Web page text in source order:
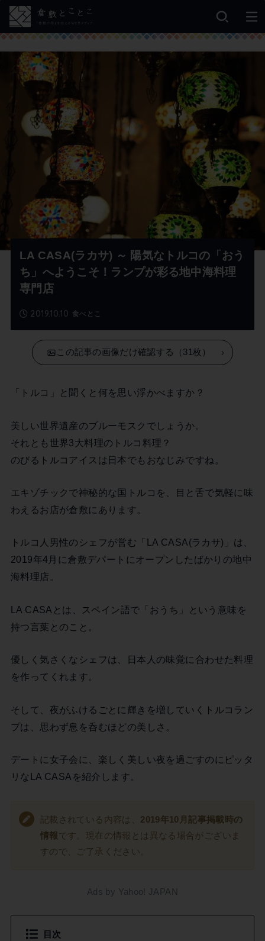
食べとこ
2019.10.10
LA CASA(ラカサ) ～ 陽気なトルコの「おう
ち」へようこそ！ランプが彩る地中海料理
専門店
この記事の画像だけ確認する（31枚）
「トルコ」と聞くと何を思い浮かべますか？
美しい世界遺産のブルーモスクでしょうか。
それとも世界3大料理のトルコ料理？
のびるトルコアイスは日本でもおなじみですね。
エキゾチックで神秘的な国トルコを、目と舌で気軽に味
わえるお店が倉敷にあります。
トルコ人男性のシェフが営む「LA CASA(ラカサ)」は、
2019年4月に倉敷デパートにオープンしたばかりの地中
海料理店。
LA CASAとは、スペイン語で「おうち」という意味を
持つ言葉とのこと。
優しく気さくなシェフは、日本人の味覚に合わせた料理
を作ってくれます。
そして、夜がふけるごとに輝きを増していくトルコラン
プは、思わず息を呑むほどの美しさ。
デートに女子会に、楽しく美しい夜を過ごすのにピッタ
リなLA CASAを紹介します。
記載されている内容は、 2019年10月記事掲載時の
情報です。現在の情報とは異なる場合がございま
すので、ご了承ください。
Ads by Yahoo! JAPAN
目次